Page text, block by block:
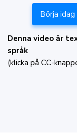
Börja idag
Denna video är
språk
(klicka på CC-